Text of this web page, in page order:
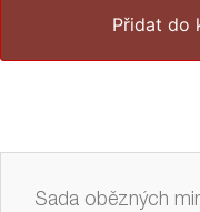
Přidat do
Sada obězných